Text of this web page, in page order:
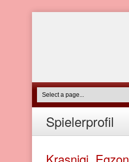
Spielerprofil